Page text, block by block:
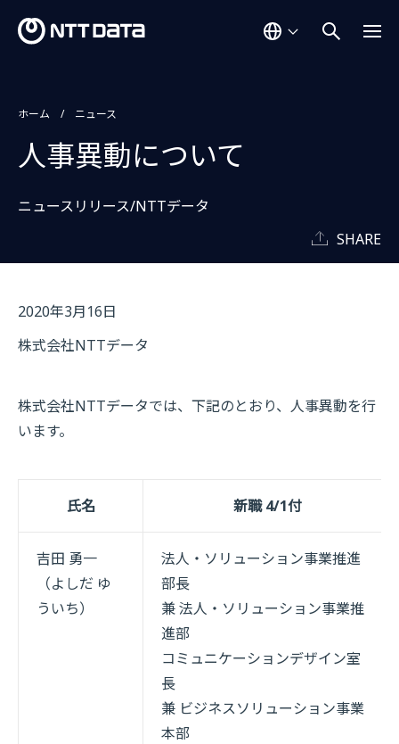
ホーム ニュース
人事異動について
ニュースリリース/NTTデータ
SHARE
2020年3月16日
株式会社NTTデータ
株式会社NTTデータでは、下記のとおり、人事異動を行
います。
氏名 新職 4/1付
吉田 勇一
（よしだ ゆ
ういち）
法人・ソリューション事業推進
部長
兼 法人・ソリューション事業推
進部
コミュニケーションデザイン室
長
兼 ビジネスソリューション事業
本部